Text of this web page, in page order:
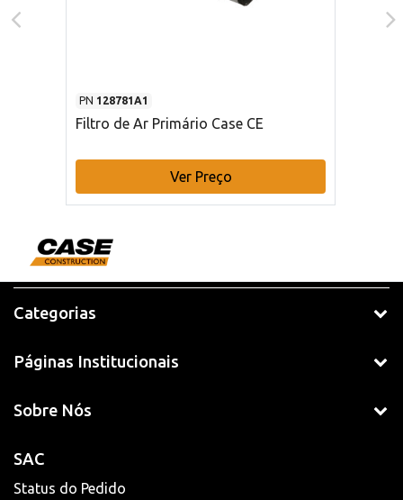
PN 128781A1
Filtro de Ar Primário Case CE
Ver Preço
Categorias
Páginas Institucionais
Sobre Nós
SAC
Status do Pedido